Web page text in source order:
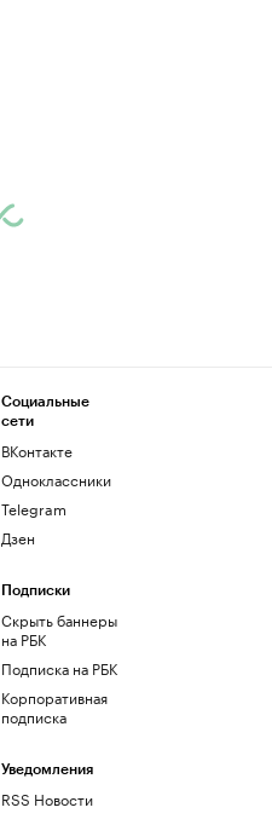
Социальные
сети
ВКонтакте
Одноклассники
Telegram
Дзен
Подписки
Скрыть баннеры
на РБК
Подписка на РБК
Корпоративная
подписка
Уведомления
RSS Новости